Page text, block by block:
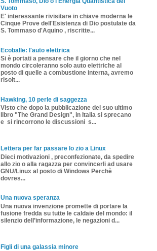
Vuoto
E' interessante rivisitare in chiave moderna le
Cinque Prove dell'Esistenza di Dio postulate da
S. Tommaso d'Aquino , riscritte...
Ecoballe: l'auto elettrica
Si è portati a pensare che il giorno che nel
mondo circoleranno solo auto elettriche al
posto di quelle a combustione interna, avremo
risolt...
Hawking, 10 perle di saggezza
Visto che dopo la pubblicazione del suo ultimo
libro "The Grand Design", in Italia si sprecano
e si rincorrono le discussioni s...
Lettera per far passare lo zio a Linux
Dieci motivazioni , preconfezionate, da spedire
allo zio o alla ragazza per convincerli ad usare
GNU/Linux al posto di Windows Perchè
dovres...
Una nuova speranza
Una nuova invenzione promette di portare la
fusione fredda su tutte le caldaie del mondo: il
silenzio dell’informazione, le negazioni d...
Figli di una galassia minore